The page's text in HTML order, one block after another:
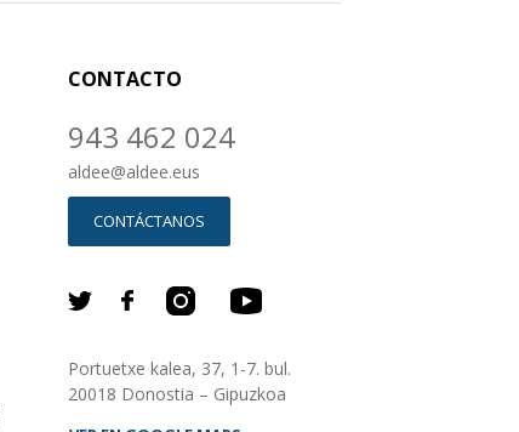
CONTACTO
943 462 024
aldee@aldee.eus
CONTÁCTANOS
Portuetxe kalea, 37, 1-7. bul.
20018 Donostia – Gipuzkoa